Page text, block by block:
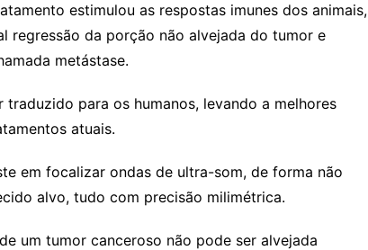
estimulou as respostas imunes dos animais,
regressão da porção não alvejada do tumor e
metástase.
para os humanos, levando a melhores
atuais.
em focalizar ondas de ultra-som, de forma não
alvo, tudo com precisão milimétrica.
um tumor canceroso não pode ser alvejada